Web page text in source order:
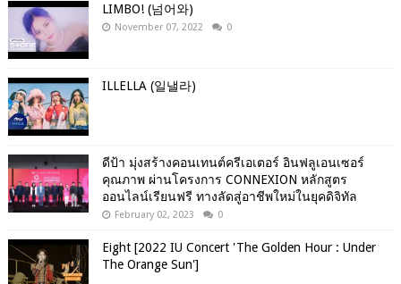
LIMBO! (넘어와)
November 07, 2022 0
ILLELLA (일낼라)
ดีป้า มุ่งสร้างคอนเทนต์ครีเอเตอร์ อินฟลูเอนเซอร์
คุณภาพ ผ่านโครงการ CONNEXION หลักสูตร
ออนไลน์เรียนฟรี ทางลัดสู่อาชีพใหม่ในยุคดิจิทัล
February 02, 2023 0
Eight [2022 IU Concert 'The Golden Hour : Under
The Orange Sun']